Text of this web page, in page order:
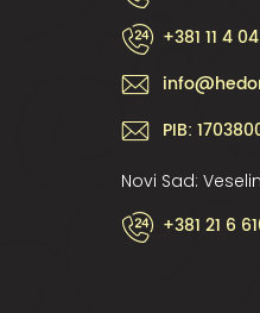
+381 11 4
PIB:
Novi Sad:
+381 21 6